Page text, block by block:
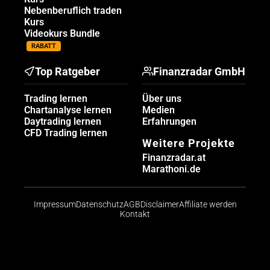
Nebenberuflich traden
Kurs
Videokurs Bundle
RABATT
Top Ratgeber
Trading lernen
Chartanalyse lernen
Daytrading lernen
CFD Trading lernen
Finanzradar GmbH
Über uns
Medien
Erfahrungen
Weitere Projekte
Finanzradar.at
Marathoni.de
ImpressumDatenschutzAGBDisclaimerAffiliate werden
Kontakt